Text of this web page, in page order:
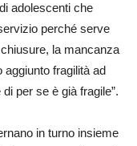
adolescenti che
perché serve
la mancanza
aggiunto fragilità ad
per se è già fragile”.
in turno insieme